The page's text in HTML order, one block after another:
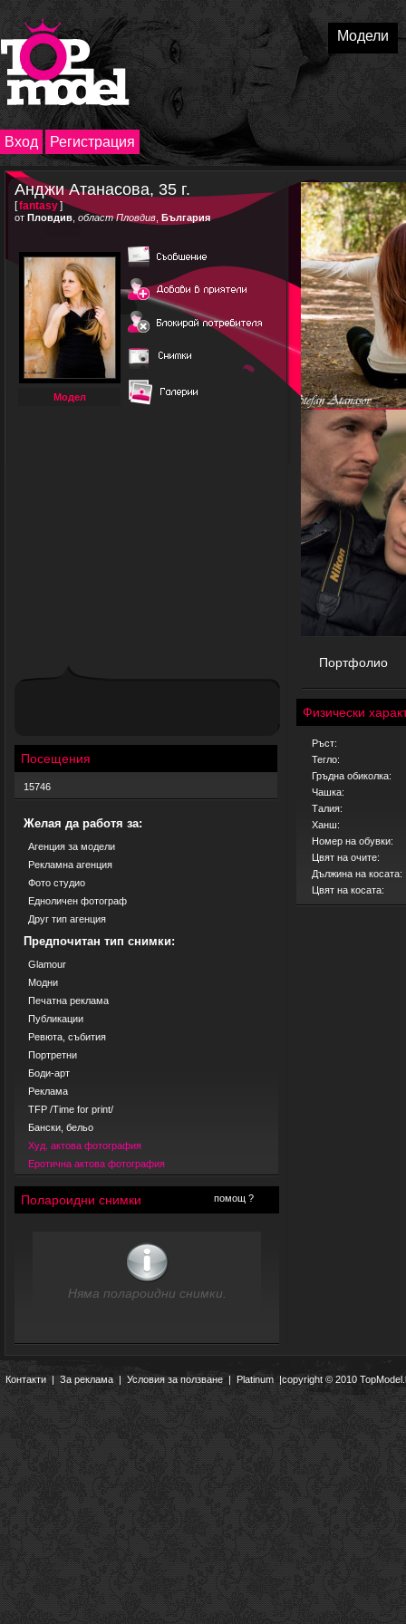
Модели
Вход Регистрация
Анджи Атанасова, 35 г.
[fantasy]
от Пловдив област Пловдив България
Модел
Посещения
15746
Желая да работя за:
Агенция за модели
Рекламна агенция
Фото студио
Едноличен фотограф
Друг тип агенция
Предпочитан тип снимки:
Glamour
Модни
Печатна реклама
Публикации
Ревюта, събития
Портретни
Боди-арт
Реклама
TFP /Time for print/
Бански, бельо
Худ. актова фотография
Еротична актова фотография
Полароидни снимки помощ ?
Няма полароидни снимки.
Портфолио
Физически
Ръст:
Тегло:
Гръдна обиколка:
Чашка:
Талия:
Ханш:
Номер на обувки:
Цвят на очите:
Дължина на косата:
Цвят на косата:
Контакти|За реклама | Условия за ползване | Platinum |copyright © 2010